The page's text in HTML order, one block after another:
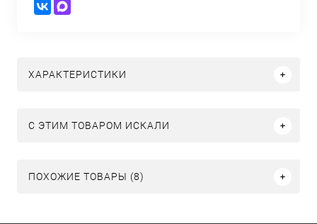
ХАРАКТЕРИСТИКИ
C ЭТИМ ТОВАРОМ ИСКАЛИ
ПОХОЖИЕ ТОВАРЫ (8)